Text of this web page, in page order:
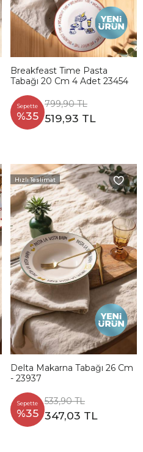
Breakfeast Time Pasta
Tabağı 20 Cm 4 Adet 23454
Sepette
%35
799,90 TL
519,93 TL
Hızlı Teslimat
Delta Makarna Tabağı 26 Cm
- 23937
Sepette
%35
533,90 TL
347,03 TL